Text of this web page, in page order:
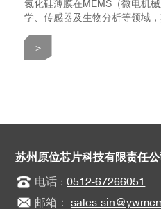
氮化硅薄膜在MEMS（微电机
学、传感器及生物分析等领域
要求，因此，精确控制氮化硅
>
苏州原位芯片科技有限责任公
电话 ：0512-67266051
邮箱：
sales-